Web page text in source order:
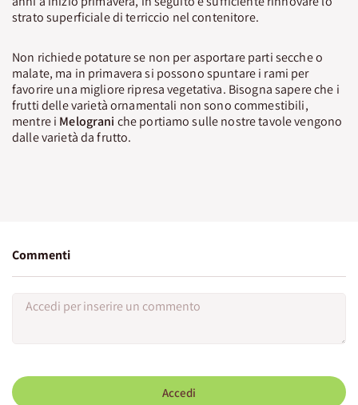
strato superficiale di terriccio nel contenitore.
Non richiede potature se non per asportare parti secche o
malate, ma in primavera si possono spuntare i rami per
favorire una migliore ripresa vegetativa. Bisogna sapere che i
frutti delle varietà ornamentali non sono commestibili,
mentre i Melograni che portiamo sulle nostre tavole vengono
dalle varietà da frutto.
Commenti
Accedi